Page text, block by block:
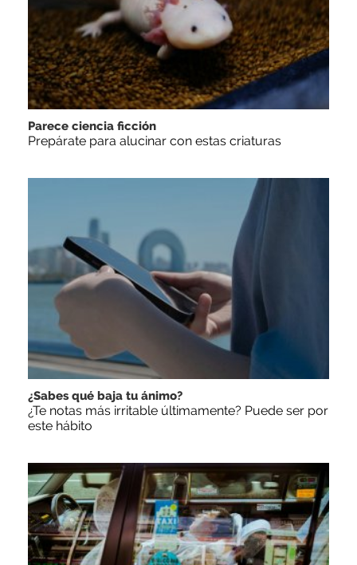
Parece ciencia ficción
Prepárate para alucinar con estas criaturas
¿Sabes qué baja tu ánimo?
¿Te notas más irritable últimamente? Puede ser por
este hábito